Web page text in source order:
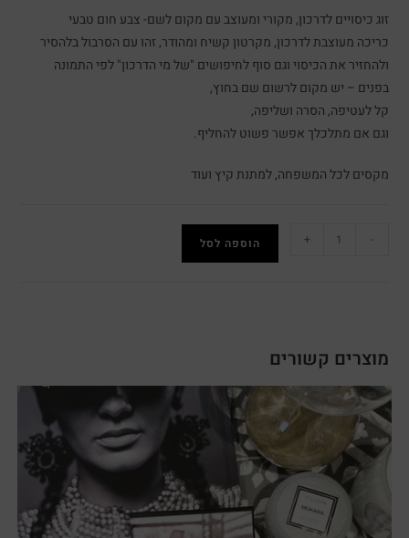
זוג כיסויים לדרכון, מקורי ומעוצב עם מקום לשם- צבע חום טבעי
כריכה מעוצבת לדרכון, מקרטון קשיח ומהודר, זהו עם הסרבול בלהסיר
ולהחזיר את הכיסוי וגם סוף לחיפושים "של מי הדרכון" לפי התמונה
בפנים – יש מקום לרשום שם בחוץ,
קל לעטיפה, הסרה ושליפה,
וגם אם מתלכלך אפשר פשוט להחליף.
מקסים לכל המשפחה, למתנת קיץ ועוד
+ הוספה לסל
מוצרים קשורים